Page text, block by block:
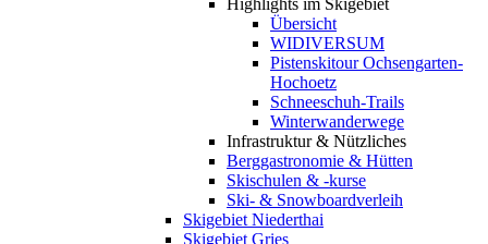
Highlights im Skigebiet
Übersicht
WIDIVERSUM
Pistenskitour Ochsengarten-
Hochoetz
Schneeschuh-Trails
Winterwanderwege
Infrastruktur & Nützliches
Berggastronomie & Hütten
Skischulen & -kurse
Ski- & Snowboardverleih
Skigebiet Niederthai
Skigebiet Gries